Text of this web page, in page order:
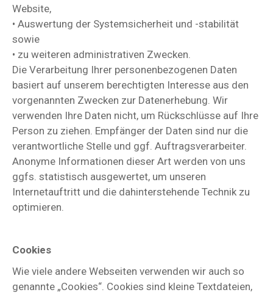
Website,
• Auswertung der Systemsicherheit und -stabilität
sowie
• zu weiteren administrativen Zwecken.
Die Verarbeitung Ihrer personenbezogenen Daten
basiert auf unserem berechtigten Interesse aus den
vorgenannten Zwecken zur Datenerhebung. Wir
verwenden Ihre Daten nicht, um Rückschlüsse auf Ihre
Person zu ziehen. Empfänger der Daten sind nur die
verantwortliche Stelle und ggf. Auftragsverarbeiter.
Anonyme Informationen dieser Art werden von uns
ggfs. statistisch ausgewertet, um unseren
Internetauftritt und die dahinterstehende Technik zu
optimieren.
Cookies
Wie viele andere Webseiten verwenden wir auch so
genannte „Cookies“. Cookies sind kleine Textdateien,